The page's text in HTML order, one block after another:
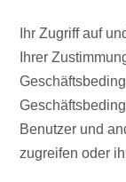
Ihr Zugriff auf
Ihrer
Benutzer und
zugreifen oder